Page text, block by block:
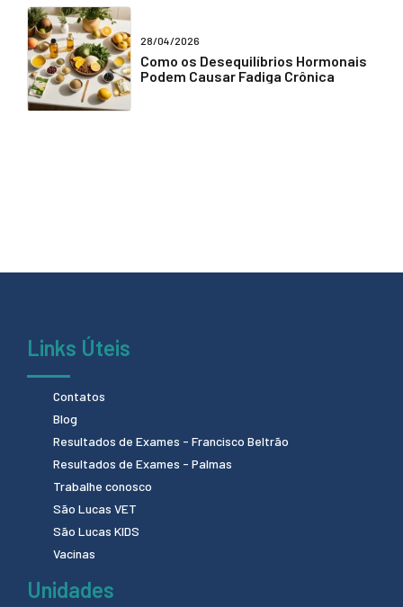
28/04/2026
Como os Desequilíbrios Hormonais
Podem Causar Fadiga Crônica
Links Úteis
Contatos
Blog
Resultados de Exames - Francisco Beltrão
Resultados de Exames - Palmas
Trabalhe conosco
São Lucas VET
São Lucas KIDS
Vacinas
Unidades